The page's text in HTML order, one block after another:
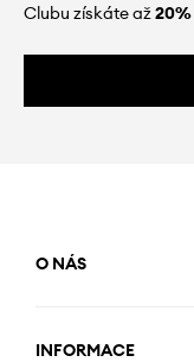
Clubu získáte až20%
O NÁS
INFORMACE